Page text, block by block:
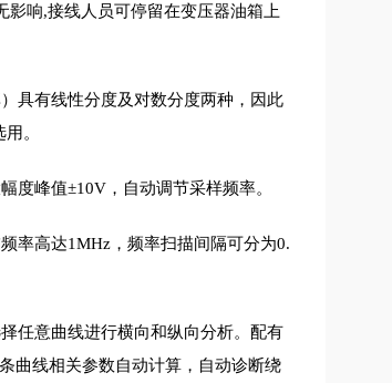
影响,接线人员可停留在变压器油箱上
具有线性分度及对数分度两种，因此
。
度峰值±10V，自动调节采样频率。
率高达1MHz，频率扫描间隔可分为0.
任意曲线进行横向和纵向分析。配有
曲线相关参数自动计算，自动诊断绕